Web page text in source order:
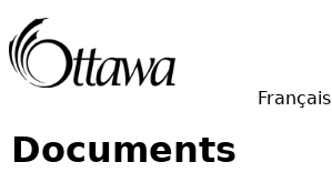
Français
Documents